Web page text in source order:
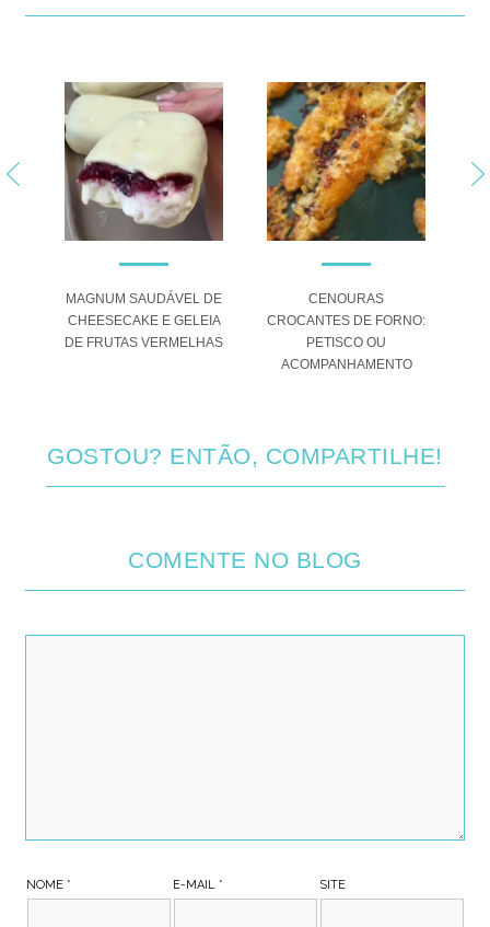
MAGNUM SAUDÁVEL DE
CHEESECAKE E GELEIA
DE FRUTAS VERMELHAS
CENOURAS
CROCANTES DE FORNO:
PETISCO OU
ACOMPANHAMENTO
GOSTOU? ENTÃO, COMPARTILHE!
COMENTE NO BLOG
NOME * E-MAIL* SITE